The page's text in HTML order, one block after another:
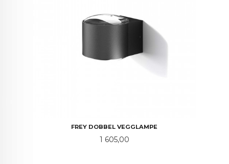
FREY DOBBEL VEGGLAMPE
Pris
1 605,00